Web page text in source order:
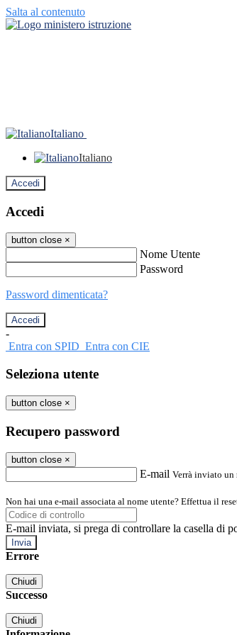
Salta al contenuto
Italiano
Italiano
Accedi
Accedi
button close ×
Nome Utente
Password
Password dimenticata?
-
Entra con SPID Entra con CIE
Seleziona utente
button close ×
Recupero password
button close ×
E-mail Verrà inviato un
Non hai una e-mail associata al nome utente? Effettua il
E-mail inviata, si prega di controllare la casella di
Errore
Chiudi
Successo
Chiudi